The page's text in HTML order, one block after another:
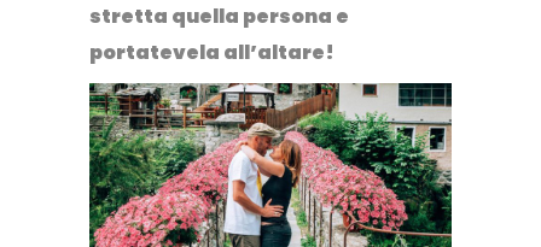
stretta quella persona e
portatevela all’altare!